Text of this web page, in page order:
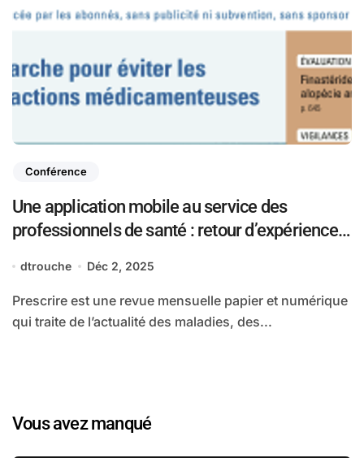
Conférence
Une application mobile au service des
professionnels de santé : retour d’expérience
dtrouche Déc 2, 2025
Prescrire est une revue mensuelle papier et numérique
qui traite de l’actualité des maladies, des...
Vous avez manqué